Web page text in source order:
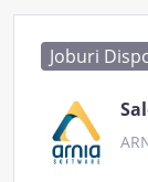
Joburi